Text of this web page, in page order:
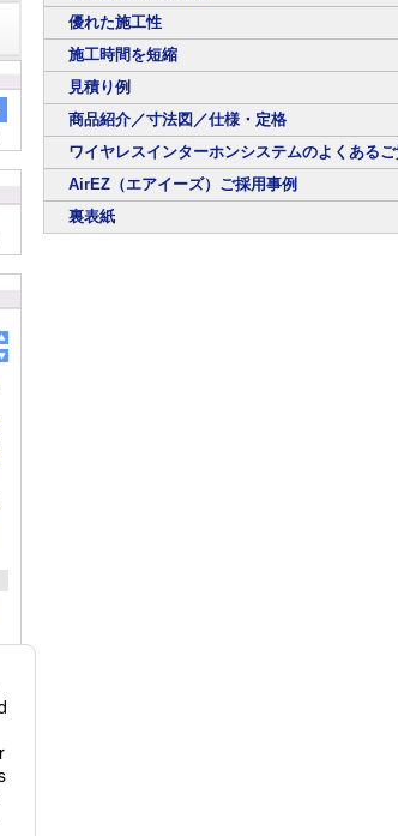
優れた施工性
施工時間を短縮
見積り例
商品紹介／寸法図／仕様・定格
ワイヤレスインターホンシステムのよくあるご
AirEZ（エアイーズ）ご採用事例
裏表紙